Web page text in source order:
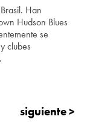
Han
Hudson Blues
se
clubes
.
siguiente >